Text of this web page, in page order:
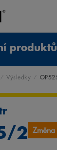
produktů
Výsledky
2